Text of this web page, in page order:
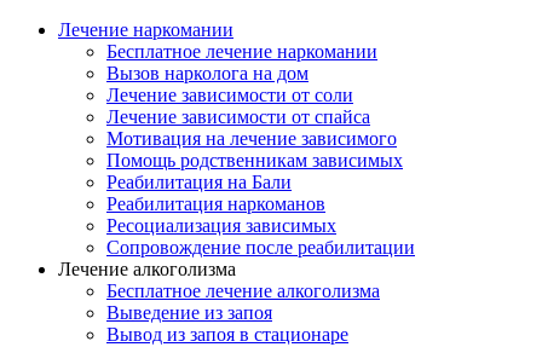
Лечение наркомании
Бесплатное лечение наркомании
Вызов нарколога на дом
Лечение зависимости от соли
Лечение зависимости от спайса
Мотивация на лечение зависимого
Помощь родственникам зависимых
Реабилитация на Бали
Реабилитация наркоманов
Ресоциализация зависимых
Сопровождение после реабилитации
Лечение алкоголизма
Бесплатное лечение алкоголизма
Выведение из запоя
Вывод из запоя в стационаре